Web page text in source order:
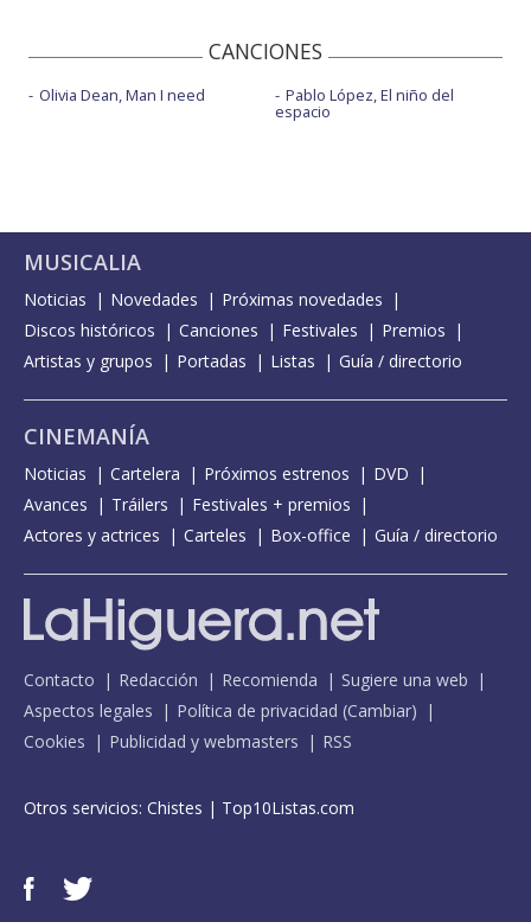
CANCIONES
Olivia Dean, Man I need Pablo López, El niño del
espacio
MUSICALIA
Noticias Novedades
Próximas novedades
Discos históricos
Canciones Festivales
Premios
Artistas y grupos
Portadas Listas Guía / directorio
CINEMANÍA
Noticias Cartelera Próximos estrenos
DVD
Avances
Tráilers
Festivales + premios
Actores y actrices
Carteles Box-office Guía / directorio
Contacto Redacción Recomienda
Sugiere una web
Aspectos legales
Política de privacidad (Cambiar)
Cookies
Publicidad y webmasters RSS
Otros servicios: Chistes | Top10Listas.com